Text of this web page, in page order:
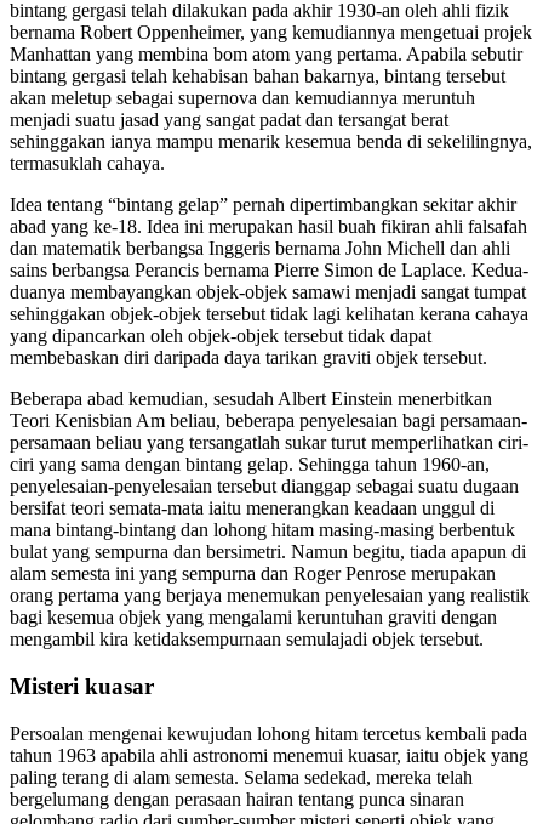
bintang gergasi telah dilakukan pada akhir 1930-an oleh ahli fizik
bernama Robert Oppenheimer, yang kemudiannya mengetuai projek
Manhattan yang membina bom atom yang pertama. Apabila sebutir
bintang gergasi telah kehabisan bahan bakarnya, bintang tersebut
akan meletup sebagai supernova dan kemudiannya meruntuh
menjadi suatu jasad yang sangat padat dan tersangat berat
sehinggakan ianya mampu menarik kesemua benda di sekelilingnya,
termasuklah cahaya.
Idea tentang “bintang gelap” pernah dipertimbangkan sekitar akhir
abad yang ke-18. Idea ini merupakan hasil buah fikiran ahli falsafah
dan matematik berbangsa Inggeris bernama John Michell dan ahli
sains berbangsa Perancis bernama Pierre Simon de Laplace. Kedua-
duanya membayangkan objek-objek samawi menjadi sangat tumpat
sehinggakan objek-objek tersebut tidak lagi kelihatan kerana cahaya
yang dipancarkan oleh objek-objek tersebut tidak dapat
membebaskan diri daripada daya tarikan graviti objek tersebut.
Beberapa abad kemudian, sesudah Albert Einstein menerbitkan
Teori Kenisbian Am beliau, beberapa penyelesaian bagi persamaan-
persamaan beliau yang tersangatlah sukar turut memperlihatkan ciri-
ciri yang sama dengan bintang gelap. Sehingga tahun 1960-an,
penyelesaian-penyelesaian tersebut dianggap sebagai suatu dugaan
bersifat teori semata-mata iaitu menerangkan keadaan unggul di
mana bintang-bintang dan lohong hitam masing-masing berbentuk
bulat yang sempurna dan bersimetri. Namun begitu, tiada apapun di
alam semesta ini yang sempurna dan Roger Penrose merupakan
orang pertama yang berjaya menemukan penyelesaian yang realistik
bagi kesemua objek yang mengalami keruntuhan graviti dengan
mengambil kira ketidaksempurnaan semulajadi objek tersebut.
Misteri kuasar
Persoalan mengenai kewujudan lohong hitam tercetus kembali pada
tahun 1963 apabila ahli astronomi menemui kuasar, iaitu objek yang
paling terang di alam semesta. Selama sedekad, mereka telah
bergelumang dengan perasaan hairan tentang punca sinaran